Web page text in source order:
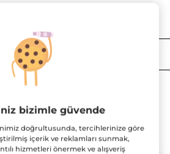
SIRALAMA
bizimle güvende
doğrultusunda, tercihlerinize göre
içerik ve reklamları sunmak,
hizmetleri önermek ve alışveriş